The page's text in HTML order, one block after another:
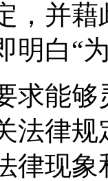
，并
明白“
够灵
法律
律现